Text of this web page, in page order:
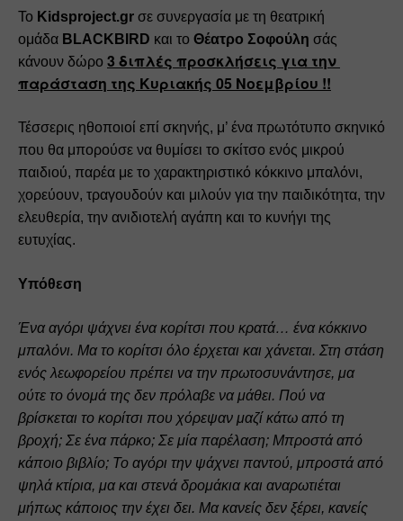
Το Kidsproject.gr σε συνεργασία με τη θεατρική
ομάδα BLACKBIRD και το Θέατρο Σοφούλη σάς
κάνουν δώρο 3 διπλές προσκλήσεις για την
παράσταση της Κυριακής 05 Νοεμβρίου !!
Τέσσερις ηθοποιοί επί σκηνής, μ’ ένα πρωτότυπο σκηνικό
που θα μπορούσε να θυμίσει το σκίτσο ενός μικρού
παιδιού, παρέα με το χαρακτηριστικό κόκκινο μπαλόνι,
χορεύουν, τραγουδούν και μιλούν για την παιδικότητα, την
ελευθερία, την ανιδιοτελή αγάπη και το κυνήγι της
ευτυχίας.
Υπόθεση
Ένα αγόρι ψάχνει ένα κορίτσι που κρατά… ένα κόκκινο
μπαλόνι. Μα το κορίτσι όλο έρχεται και χάνεται. Στη στάση
ενός λεωφορείου πρέπει να την πρωτοσυνάντησε, μα
ούτε το όνομά της δεν πρόλαβε να μάθει. Πού να
βρίσκεται το κορίτσι που χόρεψαν μαζί κάτω από τη
βροχή; Σε ένα πάρκο; Σε μία παρέλαση; Μπροστά από
κάποιο βιβλίο; Το αγόρι την ψάχνει παντού, μπροστά από
ψηλά κτίρια, μα και στενά δρομάκια και αναρωτιέται
μήπως κάποιος την έχει δει. Μα κανείς δεν ξέρει, κανείς